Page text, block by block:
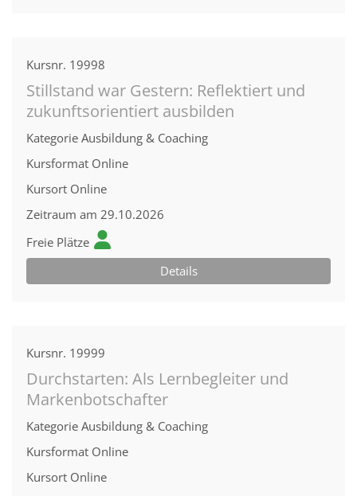
Kursnr. 19998
Stillstand war Gestern: Reflektiert und
zukunftsorientiert ausbilden
Kategorie Ausbildung & Coaching
Kursformat Online
Kursort Online
Zeitraum am 29.10.2026
Freie Plätze
Details
Kursnr. 19999
Durchstarten: Als Lernbegleiter und
Markenbotschafter
Kategorie Ausbildung & Coaching
Kursformat Online
Kursort Online